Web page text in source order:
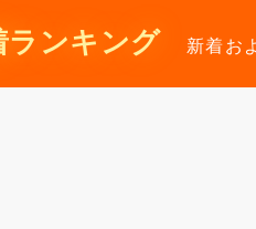
ランキング 新着お